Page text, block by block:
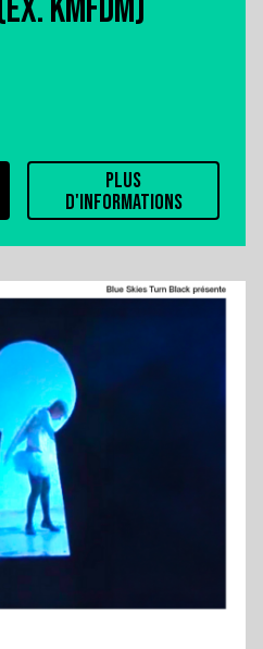
KMFDM)
PLUS
D'INFORMATIONS